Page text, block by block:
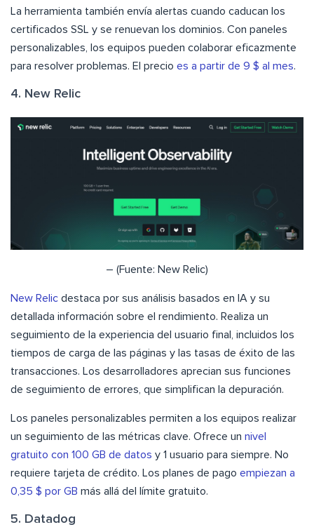
La herramienta también envía alertas cuando caducan los
certificados SSL y se renuevan los dominios. Con paneles
personalizables, los equipos pueden colaborar eficazmente
para resolver problemas. El precio es a partir de 9 $ al mes.
4. New Relic
– (Fuente: New Relic)
New Relic destaca por sus análisis basados en IA y su
detallada información sobre el rendimiento. Realiza un
seguimiento de la experiencia del usuario final, incluidos los
tiempos de carga de las páginas y las tasas de éxito de las
transacciones. Los desarrolladores aprecian sus funciones
de seguimiento de errores, que simplifican la depuración.
Los paneles personalizables permiten a los equipos realizar
un seguimiento de las métricas clave. Ofrece un nivel
gratuito con 100 GB de datos y 1 usuario para siempre. No
requiere tarjeta de crédito. Los planes de pago empiezan a
0,35 $ por GB más allá del límite gratuito.
5. Datadog